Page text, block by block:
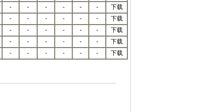
- - - - - -
下载
- - - - - -
下载
- - - - - -
下载
- - - - - -
下载
- - - - - - 下载